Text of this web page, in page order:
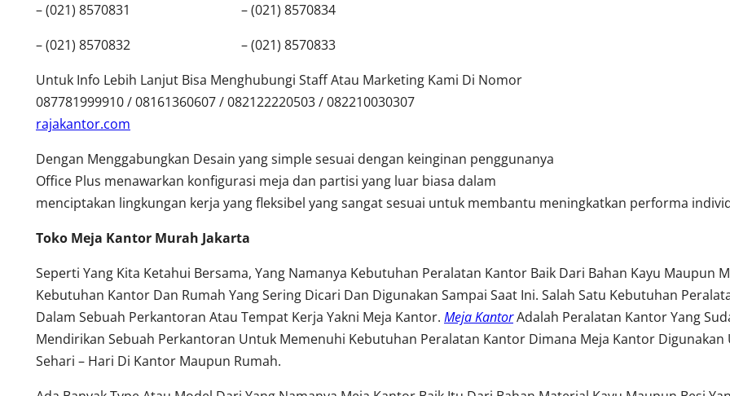
– (021) 8570831 – (021) 8570834
– (021) 8570832 – (021) 8570833
Untuk Info Lebih Lanjut Bisa Menghubungi Staff Atau Marketing Kami Di Nomor
087781999910 / 08161360607 / 082122220503 / 082210030307
rajakantor.com
Dengan Menggabungkan Desain yang simple sesuai dengan keinginan penggunanya
Office Plus menawarkan konfigurasi meja dan partisi yang luar biasa dalam
menciptakan lingkungan kerja yang fleksibel yang sangat sesuai untuk membantu meningkatkan performa
Toko Meja Kantor Murah Jakarta
Seperti Yang Kita Ketahui Bersama, Yang Namanya Kebutuhan Peralatan Kantor Baik Dari Bahan Kayu Maupun
Kebutuhan Kantor Dan Rumah Yang Sering Dicari Dan Digunakan Sampai Saat Ini. Salah Satu Kebutuhan
Dalam Sebuah Perkantoran Atau Tempat Kerja Yakni Meja Kantor. Meja KantorAdalah Peralatan Kantor Yang
Mendirikan Sebuah Perkantoran Untuk Memenuhi Kebutuhan Peralatan Kantor Dimana Meja Kantor
Sehari – Hari Di Kantor Maupun Rumah.